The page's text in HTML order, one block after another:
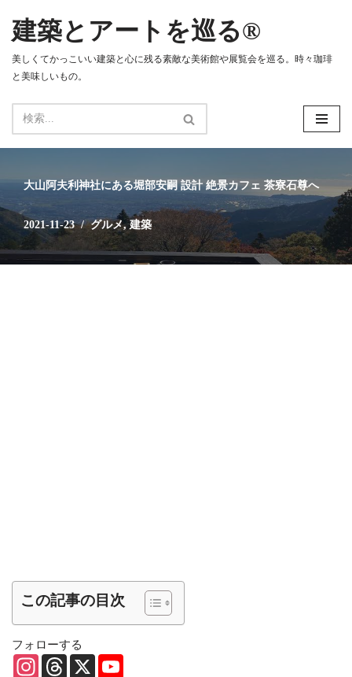
コ
ン
テ
ス
ッ
建築とアートを巡る®
美しくてかっこいい建築と心に残る素敵な美術館や展覧会を巡る。時々珈琲
と美味しいもの。
大山阿夫利神社にある堀部安嗣 設計 絶景カフェ 茶寮石尊へ
2021-11-23 グルメ,建築
この記事の目次
フォローする
I
T
X